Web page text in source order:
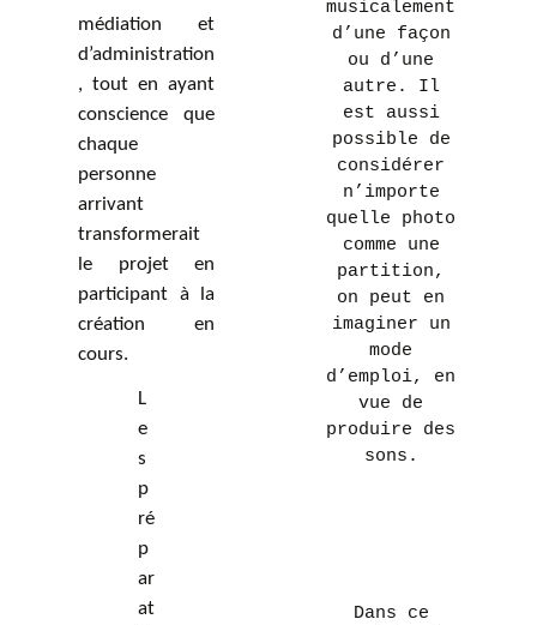
médiation et
d’administration
, tout en ayant
conscience que
chaque
personne
arrivant
transformerait
le projet en
participant à la
création en
cours.
L
e
s
p
ré
p
ar
at
musicalement
d’une façon
ou d’une
autre. Il
est aussi
possible de
considérer
n’importe
quelle photo
comme une
partition,
on peut en
imaginer un
mode
d’emploi, en
vue de
produire des
sons.
Dans ce